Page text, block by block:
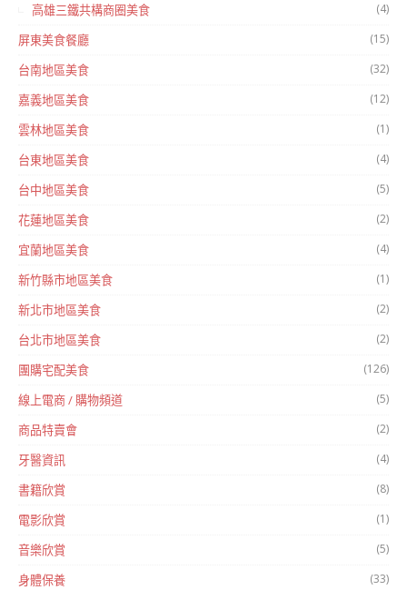
高雄三鐵共構商圈美食 (4)
屏東美食餐廳 (15)
台南地區美食 (32)
嘉義地區美食 (12)
雲林地區美食 (1)
台東地區美食 (4)
台中地區美食 (5)
花蓮地區美食 (2)
宜蘭地區美食 (4)
新竹縣市地區美食 (1)
新北市地區美食 (2)
台北市地區美食 (2)
團購宅配美食 (126)
線上電商 / 購物頻道 (5)
商品特賣會 (2)
牙醫資訊 (4)
書籍欣賞 (8)
電影欣賞 (1)
音樂欣賞 (5)
身體保養 (33)